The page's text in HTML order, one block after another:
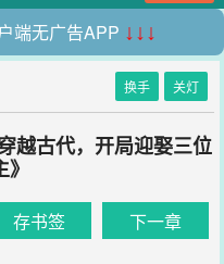
端无广告APP ↓↓↓
换手 关灯
越古代，开局迎娶三位
存书签 下一章